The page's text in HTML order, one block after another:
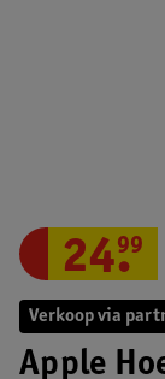
Verkoop via
Apple
24.
99